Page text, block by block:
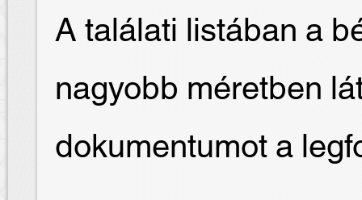
A találati listában a
nagyobb méretben
dokumentumot a